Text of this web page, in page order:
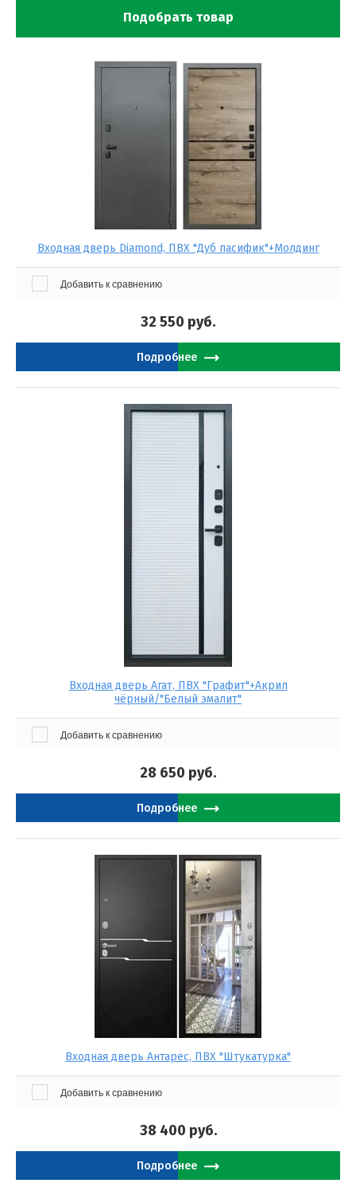
Подобрать товар
Входная дверь Diamond, ПВХ "Дуб пасифик"+Молдинг
Добавить к сравнению
32 550 руб.
Подробнее
Входная дверь Агат, ПВХ "Графит"+Акрил
чёрный/"Белый эмалит"
Добавить к сравнению
28 650 руб.
Подробнее
Входная дверь Антарес, ПВХ "Штукатурка"
Добавить к сравнению
38 400 руб.
Подробнее